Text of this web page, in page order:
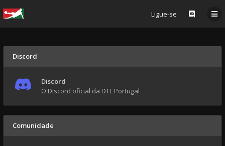
Ligue-se
Discord
Discord
O Discord oficial da DTL Portugal
Comunidade